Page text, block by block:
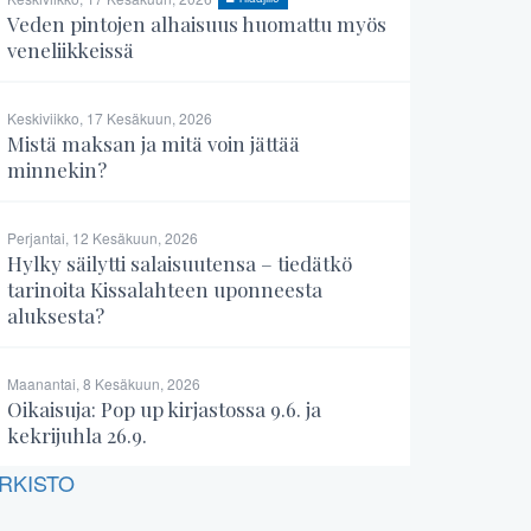
Veden pintojen alhaisuus huomattu myös
veneliikkeissä
Keskiviikko, 17 Kesäkuun, 2026
Mistä maksan ja mitä voin jättää
minnekin?
Perjantai, 12 Kesäkuun, 2026
Hylky säilytti salaisuutensa – tiedätkö
tarinoita Kissalahteen uponneesta
aluksesta?
Maanantai, 8 Kesäkuun, 2026
Oikaisuja: Pop up kirjastossa 9.6. ja
kekrijuhla 26.9.